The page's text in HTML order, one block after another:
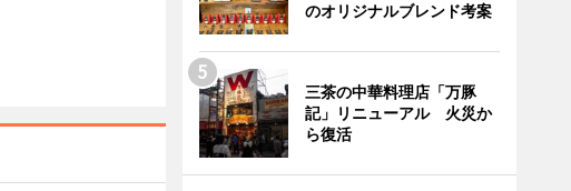
のオリジナルブレンド考案
三茶の中華料理店「万豚
記」リニューアル 火災か
ら復活